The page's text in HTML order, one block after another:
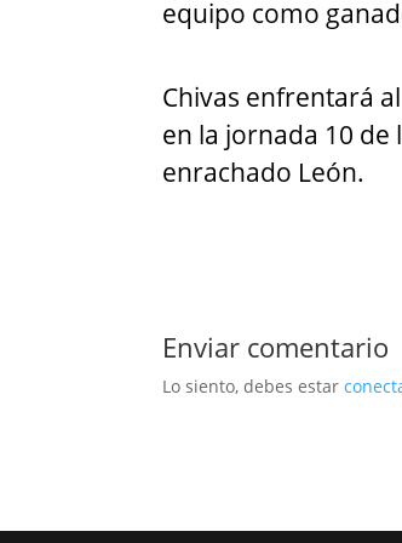
equipo como
Chivas enfrentará
en la jornada 10 de
enrachado León.
Enviar comentario
Lo siento, debes estar